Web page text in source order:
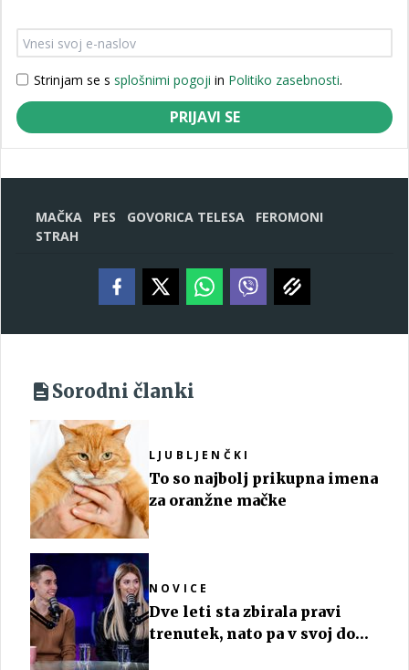
Strinjam se s splošnimi pogoji in Politiko zasebnosti.
PRIJAVI SE
MAČKA PES GOVORICA TELESA
FEROMONI
STRAH
Sorodni članki
LJUBLJENČKI
To so najbolj prikupna imena
za oranžne mačke
NOVICE
Dve leti sta zbirala pravi
trenutek, nato pa v svoj dom